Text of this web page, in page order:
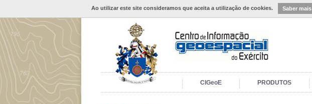
Ao utilizar este site consideramos que aceita a utilização de cookies. Saber mais
CIGeoE PRODUTOS